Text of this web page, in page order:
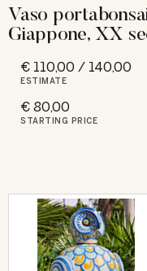
Vaso
Giappone, XX
€ 110,00 / 140,00
ESTIMATE
€ 80,00
STARTING PRICE